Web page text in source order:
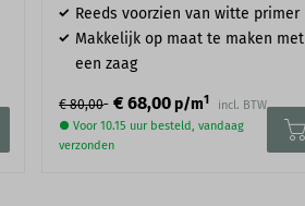
Reeds voorzien van witte primer
Makkelijk op maat te maken met
een zaag
€ 80,00 € 68,00p/m1
incl. BTW
● Voor 10.15 uur besteld, vandaag
verzonden